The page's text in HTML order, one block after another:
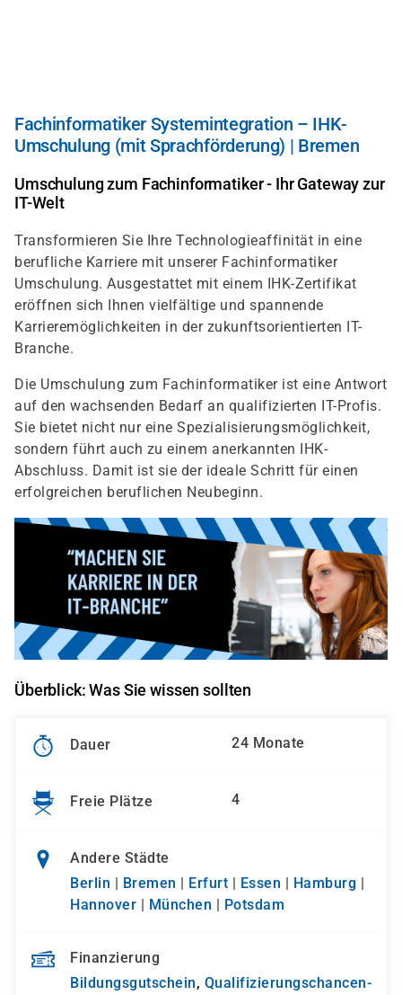
Fachinformatiker Systemintegration – IHK-
Umschulung (mit Sprachförderung) | Bremen
Umschulung zum Fachinformatiker - Ihr Gateway zur
IT-Welt
Transformieren Sie Ihre Technologieaffinität in eine
berufliche Karriere mit unserer Fachinformatiker
Umschulung. Ausgestattet mit einem IHK-Zertifikat
eröffnen sich Ihnen vielfältige und spannende
Karrieremöglichkeiten in der zukunftsorientierten IT-
Branche.
Die Umschulung zum Fachinformatiker ist eine Antwort
auf den wachsenden Bedarf an qualifizierten IT-Profis.
Sie bietet nicht nur eine Spezialisierungsmöglichkeit,
sondern führt auch zu einem anerkannten IHK-
Abschluss. Damit ist sie der ideale Schritt für einen
erfolgreichen beruflichen Neubeginn.
Überblick: Was Sie wissen sollten
Dauer 24 Monate
Freie Plätze 4
Andere Städte
Berlin
Bremen Erfurt Essen Hamburg
Hannover
München Potsdam
Finanzierung
Bildungsgutschein, Qualifizierungs­chancen­